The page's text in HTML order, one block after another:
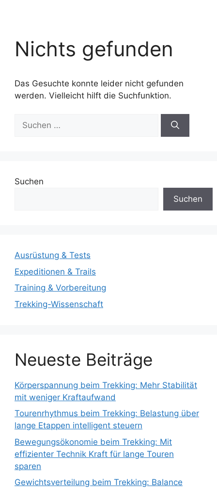
Nichts gefunden
Das Gesuchte konnte leider nicht gefunden
werden. Vielleicht hilft die Suchfunktion.
Suchen
nach:
Suchen
Suchen
Ausrüstung & Tests
Expeditionen & Trails
Training & Vorbereitung
Trekking-Wissenschaft
Neueste Beiträge
Körperspannung beim Trekking: Mehr Stabilität
mit weniger Kraftaufwand
Tourenrhythmus beim Trekking: Belastung über
lange Etappen intelligent steuern
Bewegungsökonomie beim Trekking: Mit
effizienter Technik Kraft für lange Touren
sparen
Gewichtsverteilung beim Trekking: Balance